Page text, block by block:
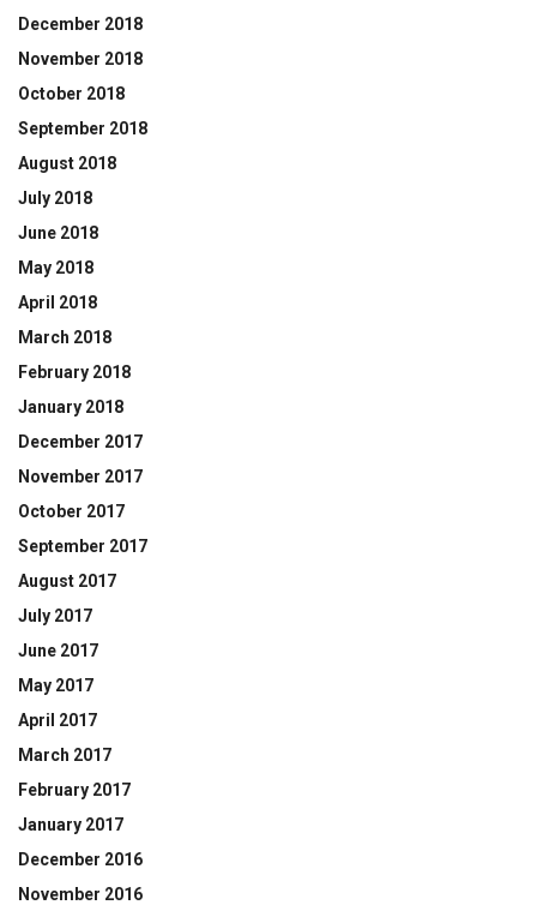
December 2018
November 2018
October 2018
September 2018
August 2018
July 2018
June 2018
May 2018
April 2018
March 2018
February 2018
January 2018
December 2017
November 2017
October 2017
September 2017
August 2017
July 2017
June 2017
May 2017
April 2017
March 2017
February 2017
January 2017
December 2016
November 2016